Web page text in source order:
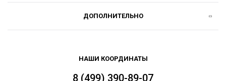
ДОПОЛНИТЕЛЬНО
НАШИ КООРДИНАТЫ
8 (499) 390-89-07